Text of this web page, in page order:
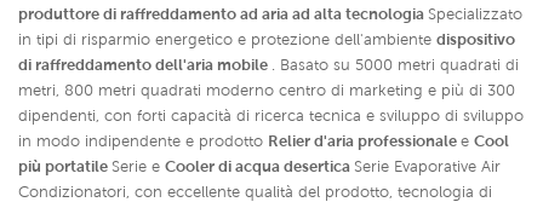
produttore di raffreddamento ad aria ad alta tecnologia Specializzato
in tipi di risparmio energetico e protezione dell'ambiente dispositivo
di raffreddamento dell'aria mobile
. Basato su 5000 metri quadrati di
metri, 800 metri quadrati moderno centro di marketing e più di 300
dipendenti, con forti capacità di ricerca tecnica e sviluppo di sviluppo
in modo indipendente e prodotto Relier d'aria professionale e Cool
più portatile Serie e Cooler di acqua desertica Serie Evaporative Air
Condizionatori, con eccellente qualità del prodotto, tecnologia di